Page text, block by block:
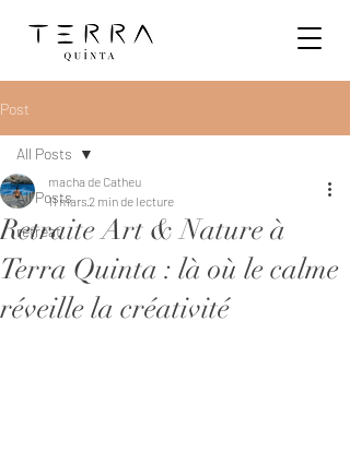
Post
All Posts
retreat
All Posts
Retraite Art & Nature à
Terra Quinta : là où le calme
réveille la créativité
macha de Catheu
11 mars2 min de lecture